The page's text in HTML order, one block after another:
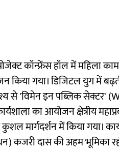
कॉन्फ्रेंस हॉल में महिला
किया गया। डिजिटल युग में
'विमेन इन पब्लिक सेक्टर'
का आयोजन क्षेत्रीय
में किया गया।
कजरी दास की अहम भूमिका